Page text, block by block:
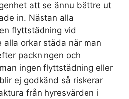
att se ännu bättre ut
in. Nästan alla
flyttstädning vid
alla orkar städa när man
packningen och
ingen flyttstädning eller
ej godkänd så riskerar
från hyresvärden i